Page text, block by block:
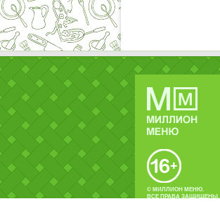
© МИЛЛИОН МЕНЮ.
ВСЕ ПРАВА ЗАЩИЩЕНЫ.